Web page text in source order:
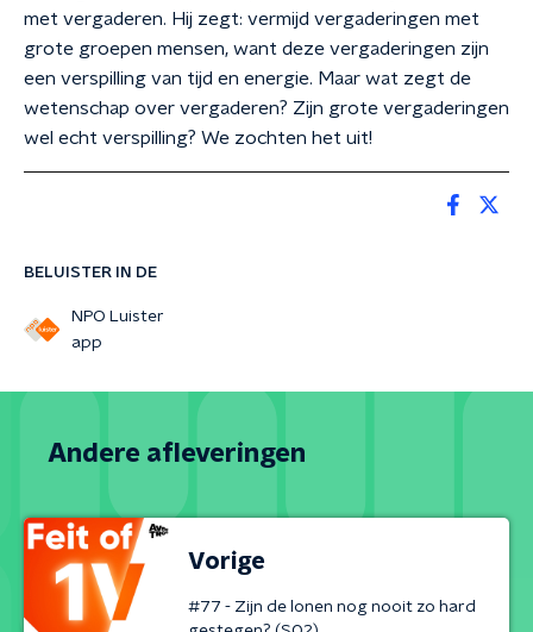
BELUISTER IN DE
NPO Luister
app
met vergaderen. Hij zegt: vermijd vergaderingen met
grote groepen mensen, want deze vergaderingen zijn
een verspilling van tijd en energie. Maar wat zegt de
wetenschap over vergaderen? Zijn grote vergaderingen
wel echt verspilling? We zochten het uit!
Andere afleveringen
Vorige
#77 - Zijn de lonen nog nooit zo hard